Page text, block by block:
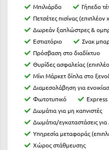
Κρουαζιέρες
Κύθηρα
Κυλλήνη
Κύμη Ευβοίας
Κυπαρισσία
Κύπρος
Κως
Μπιλιάρδο
Γήπεδο
Πετσέτες πισίνας
Δωρεάν ξαπλώστρες &
Εστιατόριο
Σνακ
Πρόσβαση στο διαδίκτυο
Θυρίδες ασφαλείας
Μίνι Μάρκετ δίπλα στο
Διαμεσολάβηση για
Φωτοτυπικό
Δωμάτια για μη καπνιστές
Δωμάτια/εγκαταστάσεις
Υπηρεσία μεταφοράς
Χώρος στάθμευσης